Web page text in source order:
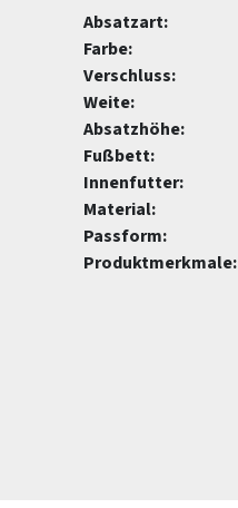
Absatzart:
Farbe:
Verschluss:
Weite:
Absatzhöhe:
Fußbett:
Innenfutter:
Material:
Passform:
Produktmerkmale: